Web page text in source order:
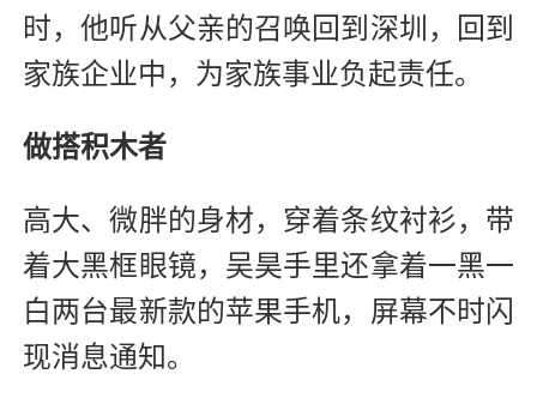
时，他听从父亲的召唤回到深圳，回到
家族企业中，为家族事业负起责任。
做搭积木者
高大、微胖的身材，穿着条纹衬衫，带
着大黑框眼镜，吴昊手里还拿着一黑一
白两台最新款的苹果手机，屏幕不时闪
现消息通知。